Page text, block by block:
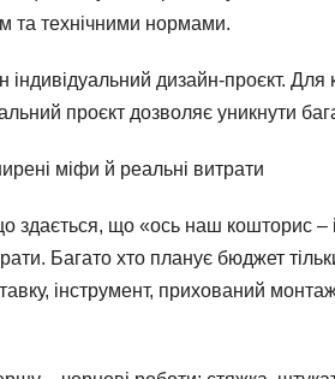
та технічними нормами.
індивідуальний дизайн-проєкт.
проєкт дозволяє уникнути
міфи й реальні витрати
здається, що «ось наш кошторис –
Багато хто планує бюджет
інструмент, прихований